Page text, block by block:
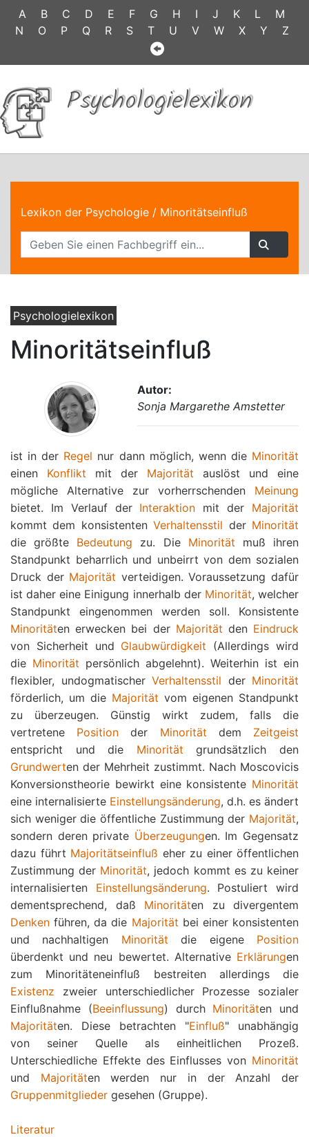
A B C D E F G H I J K L
M
N
O P Q R S T U V W X Y Z
Psychologielexikon
Lexikon der Psychologie / Minoritätseinfluß
Psychologielexikon
Minoritätseinfluß
Autor:
Sonja Margarethe Amstetter
ist in der Regel nur dann möglich, wenn die Minorität
einen Konflikt mit der Majorität auslöst und eine
mögliche Alternative zur vorherrschenden Meinung
bietet. Im Verlauf der Interaktion mit der Majorität
kommt dem konsistentenVerhaltensstil der Minorität
die größte Bedeutung zu. Die Minorität muß ihren
Standpunkt beharrlich und unbeirrt von dem sozialen
Druck der Majorität verteidigen. Voraussetzung dafür
ist daher eine Einigung innerhalb der Minorität, welcher
Standpunkt eingenommen werden soll. Konsistente
Minoritäten erwecken bei der Majorität den Eindruck
von Sicherheit und Glaubwürdigkeit (Allerdings wird
die Minorität persönlich abgelehnt). Weiterhin ist ein
flexibler, undogmatischer Verhaltensstil der Minorität
förderlich, um die Majorität vom eigenen Standpunkt
zu überzeugen. Günstig wirkt zudem, falls die
vertretene Position der Minorität dem Zeitgeist
entspricht und die Minorität grundsätzlich den
Grundwerten der Mehrheit zustimmt. Nach Moscovicis
Konversionstheorie bewirkt eine konsistente Minorität
eine internalisierte Einstellungsänderung, d.h. es ändert
sich weniger die öffentliche Zustimmung der Majorität,
sondern deren private Überzeugungen. Im Gegensatz
dazu führt Majoritätseinfluß eher zu einer öffentlichen
Zustimmung der Minorität, jedoch kommt es zu keiner
internalisierten Einstellungsänderung. Postuliert wird
dementsprechend, daß Minoritäten zu divergentem
Denken führen, da die Majorität bei einer konsistenten
und nachhaltigen Minorität die eigene Position
überdenkt und neu bewertet. Alternative Erklärungen
zum Minoritäteneinfluß bestreiten allerdings die
Existenz zweier unterschiedlicher Prozesse sozialer
Einflußnahme (Beeinflussung) durch Minoritäten und
Majoritäten. Diese betrachten "Einfluß" unabhängig
von seiner Quelle als einheitlichen Prozeß.
Unterschiedliche Effekte des Einflusses von Minorität
und Majoritäten werden nur in der Anzahl der
Gruppenmitglieder gesehen (Gruppe).
Literatur